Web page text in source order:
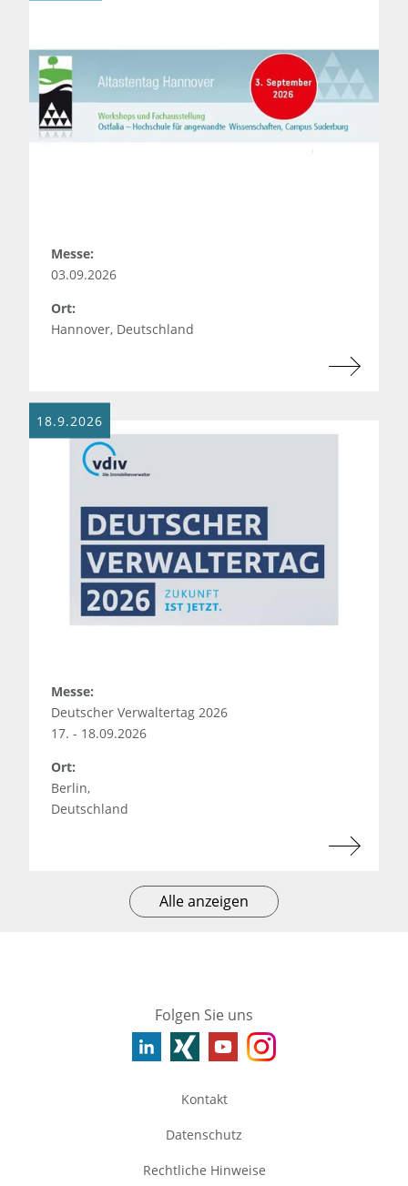
Messe:
03.09.2026
Ort:
Hannover, Deutschland
18.9.2026
Messe:
Deutscher Verwaltertag 2026
17. - 18.09.2026
Ort:
Berlin,
Deutschland
Alle anzeigen
Folgen Sie uns
Kontakt
Datenschutz
Rechtliche Hinweise